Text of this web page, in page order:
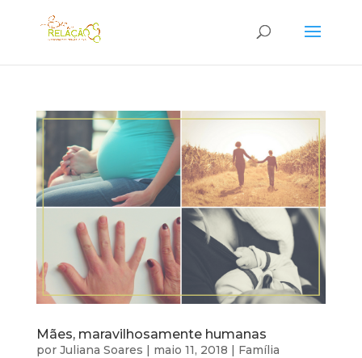
Mães, maravilhosamente humanas
por Juliana Soares | maio 11, 2018 | Família